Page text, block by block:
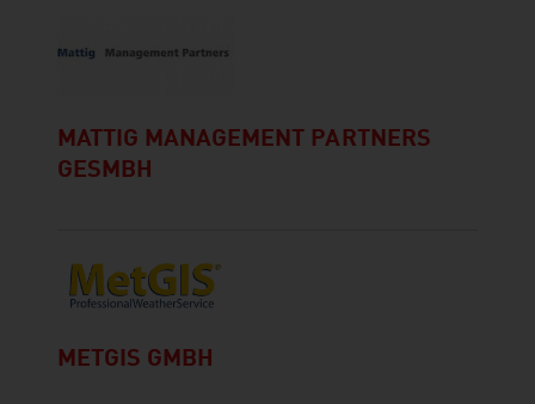
MATTIG MANAGEMENT PARTNERS
GESMBH
METGIS GMBH